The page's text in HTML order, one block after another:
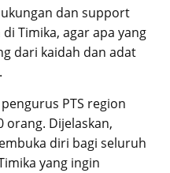
dan support
Timika, agar apa yang
dari kaidah dan adat
PTS region
orang. Dijelaskan,
diri bagi seluruh
yang ingin